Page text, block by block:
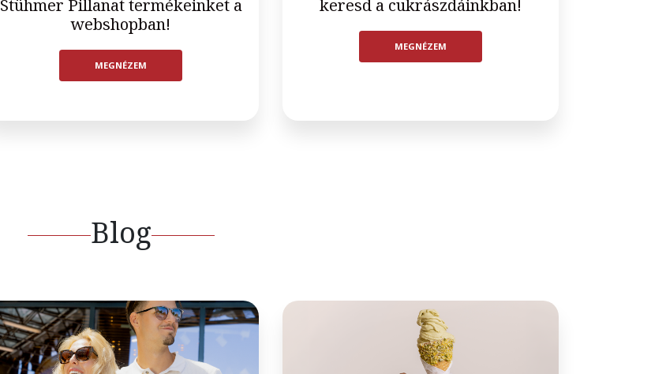
Stühmer Pillanat termékeinket a
webshopban!
MEGNÉZEM
keresd a cukrászdáinkban!
MEGNÉZEM
Blog